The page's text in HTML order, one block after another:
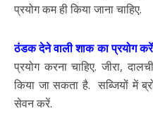
प्रयोग कम ही किया जाना चाहिए.
ठंडक देने वाली शाक का प्रयोग
प्रयोग करना चाहिए. जीरा,
किया जा सकता है. सब्जियों में
सेवन करें.